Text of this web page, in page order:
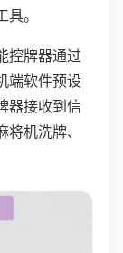
。
控牌器通过
端软件预设
器接收到信
机洗牌、